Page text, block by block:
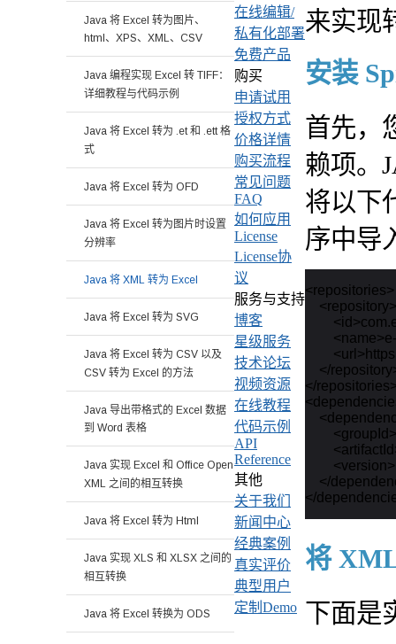
来实现
安装
首先，
赖项。
将以下
序中导
<repositories>
    <repository>
</
</
</
将
下面是
Java 将 Excel 转为图片、
html、XPS、XML、CSV
Java 编程实现 Excel 转 TIFF：
详细教程与代码示例
Java 将 Excel 转为 .et 和 .ett 格
式
Java 将 Excel 转为 OFD
Java 将 Excel 转为图片时设置
分辨率
Java 将 XML 转为 Excel
Java 将 Excel 转为 SVG
Java 将 Excel 转为 CSV 以及
CSV 转为 Excel 的方法
Java 导出带格式的 Excel 数据
到 Word 表格
Java 实现 Excel 和 Office Open
XML 之间的相互转换
Java 将 Excel 转为 Html
Java 实现 XLS 和 XLSX 之间的
相互转换
Java 将 Excel 转换为 ODS
在线编辑/
私有化部署
免费产品
购买
申请试用
授权方式
价格详情
购买流程
常见问题
FAQ
如何应用
License
License协
议
服务与支持
博客
星级服务
技术论坛
视频资源
在线教程
代码示例
API
Reference
其他
关于我们
新闻中心
经典案例
真实评价
典型用户
定制Demo